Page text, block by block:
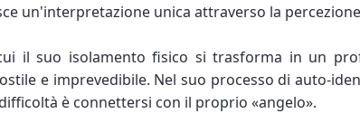
un'interpretazione unica attraverso la
il suo isolamento fisico si trasforma in un
e imprevedibile. Nel suo processo di auto-
è connettersi con il proprio «angelo».